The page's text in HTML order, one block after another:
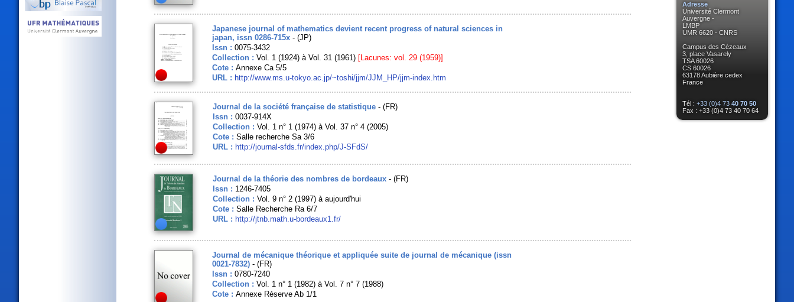
Adresse
Université Clermont
Auvergne -
LMBP
UMR 6620 - CNRS
Campus des Cézeaux
3, place Vasarely
TSA 60026
CS 60026
63178 Aubière cedex
France
Tél : +33 (0)4 73 40 70 50
Fax : +33 (0)4 73 40 70 64
Japanese journal of mathematics devient recent progress of natural sciences in
japan, issn 0286-715x- (JP)
Issn : 0075-3432
Collection : Vol. 1 (1924) à Vol. 31 (1961) [Lacunes: vol. 29 (1959)]
Cote : Annexe Ca 5/5
URL : http://www.ms.u-tokyo.ac.jp/~toshi/jjm/JJM_HP/jjm-index.htm
Journal de la société française de statistique- (FR)
Issn : 0037-914X
Collection : Vol. 1 n° 1 (1974) à Vol. 37 n° 4 (2005)
Cote : Salle recherche Sa 3/6
URL : http://journal-sfds.fr/index.php/J-SFdS/
Journal de la théorie des nombres de bordeaux- (FR)
Issn : 1246-7405
Collection : Vol. 9 n° 2 (1997) à aujourd'hui
Cote : Salle Recherche Ra 6/7
URL : http://jtnb.math.u-bordeaux1.fr/
Journal de mécanique théorique et appliquée suite de journal de mécanique (issn
0021-7832)- (FR)
Issn : 0780-7240
Collection : Vol. 1 n° 1 (1982) à Vol. 7 n° 7 (1988)
Cote : Annexe Réserve Ab 1/1